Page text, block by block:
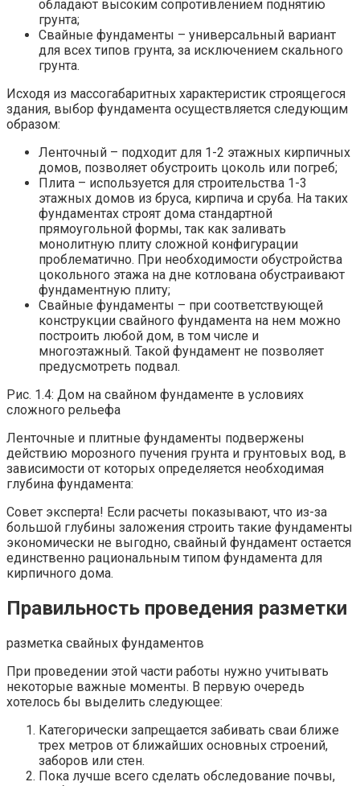
обладают высоким сопротивлением поднятию
грунта;
Свайные фундаменты – универсальный вариант
для всех типов грунта, за исключением скального
грунта.
Исходя из массогабаритных характеристик строящегося
здания, выбор фундамента осуществляется следующим
образом:
Ленточный – подходит для 1-2 этажных кирпичных
домов, позволяет обустроить цоколь или погреб;
Плита – используется для строительства 1-3
этажных домов из бруса, кирпича и сруба. На таких
фундаментах строят дома стандартной
прямоугольной формы, так как заливать
монолитную плиту сложной конфигурации
проблематично. При необходимости обустройства
цокольного этажа на дне котлована обустраивают
фундаментную плиту;
Свайные фундаменты – при соответствующей
конструкции свайного фундамента на нем можно
построить любой дом, в том числе и
многоэтажный. Такой фундамент не позволяет
предусмотреть подвал.
Рис. 1.4: Дом на свайном фундаменте в условиях
сложного рельефа
Ленточные и плитные фундаменты подвержены
действию морозного пучения грунта и грунтовых вод, в
зависимости от которых определяется необходимая
глубина фундамента:
Совет эксперта! Если расчеты показывают, что из-за
большой глубины заложения строить такие фундаменты
экономически не выгодно, свайный фундамент остается
единственно рациональным типом фундамента для
кирпичного дома.
Правильность проведения разметки
разметка свайных фундаментов
При проведении этой части работы нужно учитывать
некоторые важные моменты. В первую очередь
хотелось бы выделить следующее:
Категорически запрещается забивать сваи ближе
трех метров от ближайших основных строений,
заборов или стен.
Пока лучше всего сделать обследование почвы,